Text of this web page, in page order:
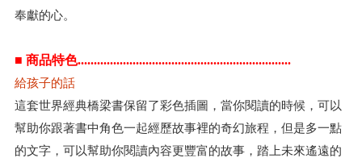
奉獻的心。
■ 商品特色..................................................................
給孩子的話
這套世界經典橋梁書保留了彩色插圖，當你閱讀的時候，可以
幫助你跟著書中角色一起經歷故事裡的奇幻旅程，但是多一點
的文字，可以幫助你閱讀內容更豐富的故事，踏上未來遙遠的